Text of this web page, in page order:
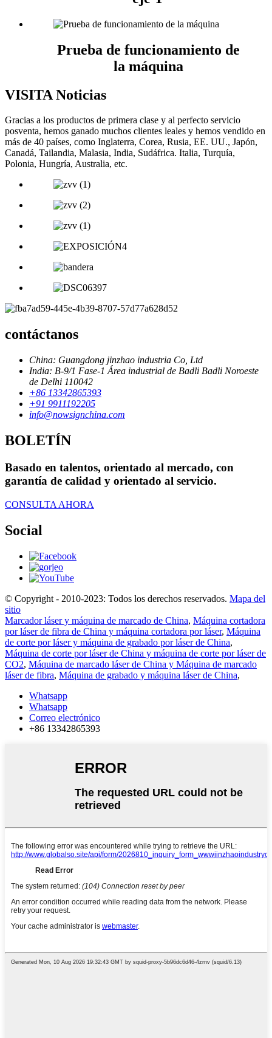
Prueba de funcionamiento de
la máquina
VISITA Noticias
Gracias a los productos de primera clase y al perfecto servicio
posventa, hemos ganado muchos clientes leales y hemos vendido en
más de 40 países, como Inglaterra, Corea, Rusia, EE. UU., Japón,
Canadá, Tailandia, Malasia, India, Sudáfrica. Italia, Turquía,
Polonia, Hungría, Australia, etc.
contáctanos
China: Guangdong jinzhao industria Co, Ltd
India: B-9/1 Fase-1 Área industrial de Badli Badli Noroeste
de Delhi 110042
+86 13342865393
+91 9911192205
info@nowsignchina.com
BOLETÍN
Basado en talentos, orientado al mercado, con
garantía de calidad y orientado al servicio.
CONSULTA AHORA
Social
© Copyright - 2010-2023: Todos los derechos reservados. Mapa del
sitio
Marcador láser y máquina de marcado de China, Máquina cortadora
por láser de fibra de China y máquina cortadora por láser, Máquina
de corte por láser y máquina de grabado por láser de China,
Máquina de corte por láser de China y máquina de corte por láser de
CO2, Máquina de marcado láser de China y Máquina de marcado
láser de fibra, Máquina de grabado y máquina láser de China,
Whatsapp
Whatsapp
Correo electrónico
+86 13342865393